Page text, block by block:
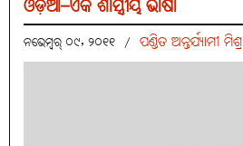
ଓଡ଼ିଆ–ଏକ ଶାସ୍ତ୍ରୀୟ ଭାଷା
ନଭେମ୍ବର୍ ୦୯, ୨୦୧୧ / ପଣ୍ଡିତ ଅନ୍ତର୍ଯ୍ୟାମୀ ମିଶ୍ର